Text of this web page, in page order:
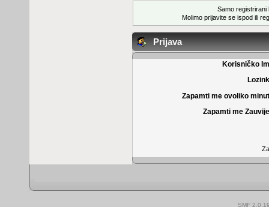
Samo registrirani
Molimo prijavite se ispod ili
Prijava
Korisničko
Zapamti me ovoliko
Zapamti me
SMF